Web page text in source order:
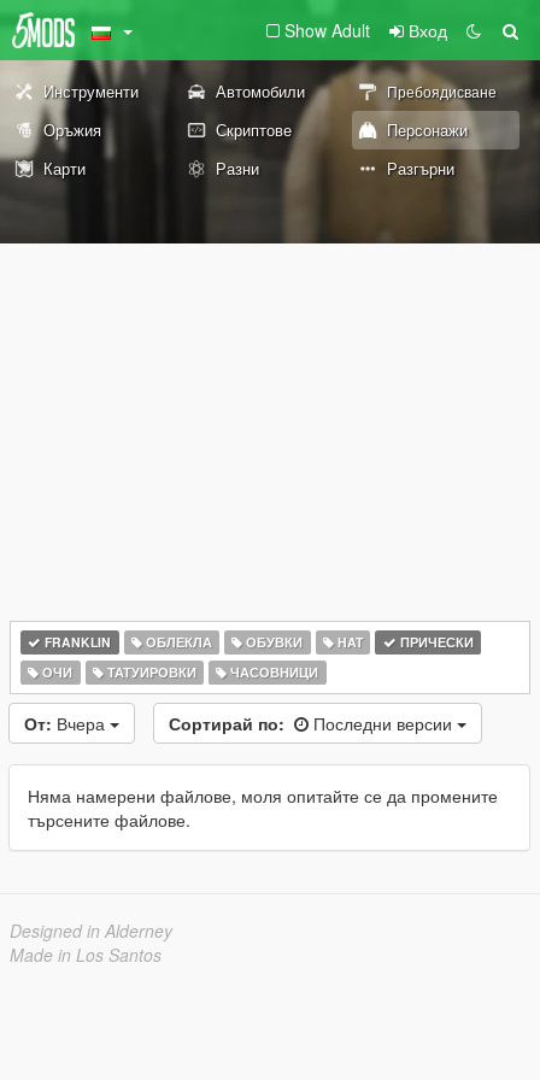
Show Adult Вход
Инструменти Автомобили Пребоядисване
Оръжия Скриптове
Персонажи
Карти
Разни Разгърни
FRANKLIN ОБЛЕКЛА ОБУВКИ HAT
ПРИЧЕСКИ
ОЧИ
ТАТУИРОВКИ ЧАСОВНИЦИ
От: Вчера Сортирай по: Последни версии
Няма намерени файлове, моля опитайте се да промените
търсените файлове.
Designed in Alderney
Made in Los Santos